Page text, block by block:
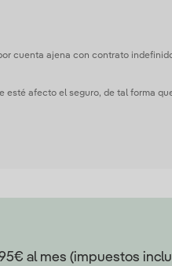
cuenta ajena con contrato
afecto el seguro, de tal forma
al mes (impuestos